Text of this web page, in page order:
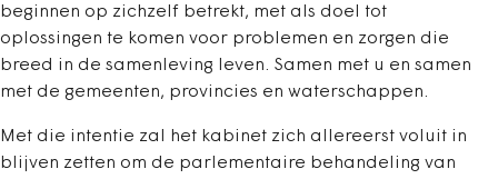
beginnen op zichzelf betrekt, met als doel tot
oplossingen te komen voor problemen en zorgen die
breed in de samenleving leven. Samen met u en samen
met de gemeenten, provincies en waterschappen.
Met die intentie zal het kabinet zich allereerst voluit in
blijven zetten om de parlementaire behandeling van